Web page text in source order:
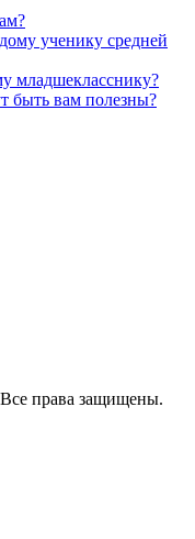
ученику средней
младшекласснику?
быть вам полезны?
права защищены.